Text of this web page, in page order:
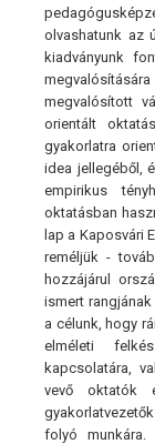
olvashatunk az
kiadványunk
megvalósított
orientált
gyakorlatra
idea jellegéből,
empirikus
oktatásban
lap a Kaposvári
reméljük -
hozzájárul
ismert
a célunk, hogy
elméleti
kapcsolatára,
vevő oktatók
folyó